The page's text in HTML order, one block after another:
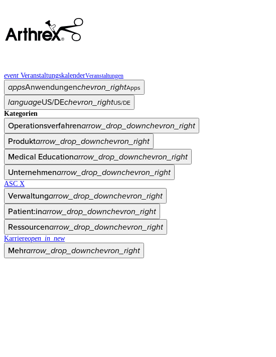
event VeranstaltungskalenderVeranstaltungen
appsAnwendungenchevron_rightApps
languageUS/DEchevron_rightUS/DE
Kategorien
Operationsverfahrenarrow_drop_downchevron_right
Produktarrow_drop_downchevron_right
Medical Educationarrow_drop_downchevron_right
Unternehmenarrow_drop_downchevron_right
ASC X
Verwaltungarrow_drop_downchevron_right
Patient:inarrow_drop_downchevron_right
Ressourcenarrow_drop_downchevron_right
Karriereopen_in_new
Mehrarrow_drop_downchevron_right